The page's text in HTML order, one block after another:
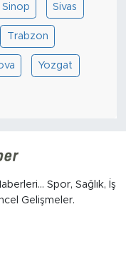
Sinop Sivas
Trabzon
Yozgat
Spor, Sağlık, İş
Gelişmeler.